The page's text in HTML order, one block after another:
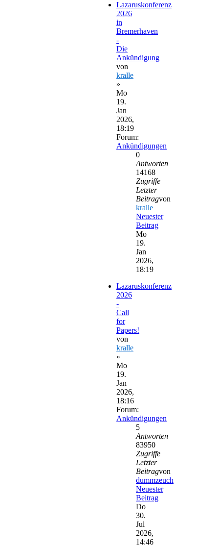
Lazaruskonferenz
2026
in
Bremerhaven
-
Die
Ankündigung
von
kralle
»
Mo
19.
Jan
2026,
18:19
Forum:
Ankündigungen
0
Antworten
14168
Zugriffe
Letzter
Beitragvon
kralle
Neuester
Beitrag
Mo
19.
Jan
2026,
18:19
Lazaruskonferenz
2026
-
Call
for
Papers!
von
kralle
»
Mo
19.
Jan
2026,
18:16
Forum:
Ankündigungen
5
Antworten
83950
Zugriffe
Letzter
Beitragvon
dummzeuch
Neuester
Beitrag
Do
30.
Jul
2026,
14:46